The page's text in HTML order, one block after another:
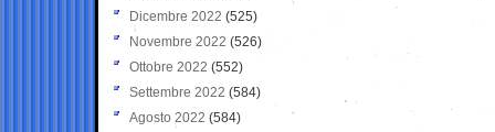
Dicembre 2022 (525)
Novembre 2022 (526)
Ottobre 2022 (552)
Settembre 2022 (584)
Agosto 2022 (584)